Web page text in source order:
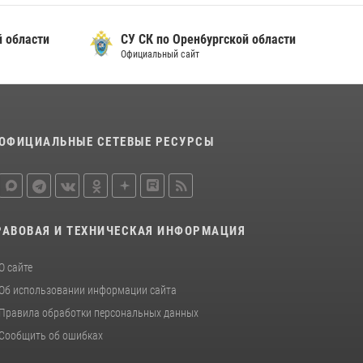
СУ СК по Орен6ургской области
Официальный сайт
СЕТЕВЫЕ РЕСУРСЫ
И ТЕХНИЧЕСКАЯ ИНФОРМАЦИЯ
О сайте
Об использовании информации сайта
Правила обработки персональных данных
Сообщить об ошибках